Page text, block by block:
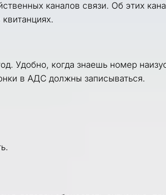
каналов связи. Об этих
Удобно, когда знаешь номер
в АДС должны записываться.